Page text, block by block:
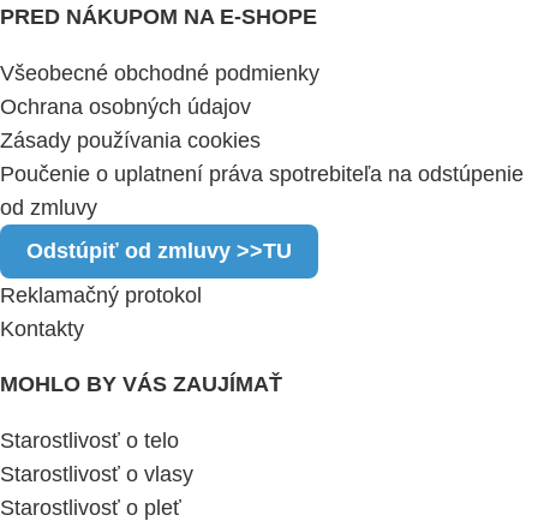
PRED NÁKUPOM NA E-SHOPE
Všeobecné obchodné podmienky
Ochrana osobných údajov
Zásady používania cookies
Poučenie o uplatnení práva spotrebiteľa na odstúpenie
od zmluvy
Odstúpiť od zmluvy >>TU
Reklamačný protokol
Kontakty
MOHLO BY VÁS ZAUJÍMAŤ
Starostlivosť o telo
Starostlivosť o vlasy
Starostlivosť o pleť